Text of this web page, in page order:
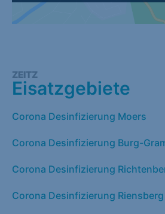
ZEITZ
Eisatzgebiete
Corona Desinfizierung Moers
Corona Desinfizierung Burg-
Corona Desinfizierung
Corona Desinfizierung Riensberg